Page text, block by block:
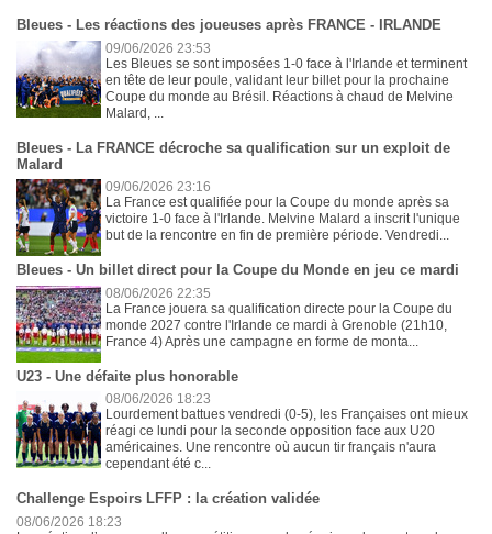
Bleues - Les réactions des joueuses après FRANCE - IRLANDE
09/06/2026 23:53
Les Bleues se sont imposées 1-0 face à l'Irlande et terminent
en tête de leur poule, validant leur billet pour la prochaine
Coupe du monde au Brésil. Réactions à chaud de Melvine
Malard, ...
Bleues - La FRANCE décroche sa qualification sur un exploit de
Malard
09/06/2026 23:16
La France est qualifiée pour la Coupe du monde après sa
victoire 1-0 face à l'Irlande. Melvine Malard a inscrit l'unique
but de la rencontre en fin de première période. Vendredi...
Bleues - Un billet direct pour la Coupe du Monde en jeu ce mardi
08/06/2026 22:35
La France jouera sa qualification directe pour la Coupe du
monde 2027 contre l'Irlande ce mardi à Grenoble (21h10,
France 4) Après une campagne en forme de monta...
U23 - Une défaite plus honorable
08/06/2026 18:23
Lourdement battues vendredi (0-5), les Françaises ont mieux
réagi ce lundi pour la seconde opposition face aux U20
américaines. Une rencontre où aucun tir français n'aura
cependant été c...
Challenge Espoirs LFFP : la création validée
08/06/2026 18:23